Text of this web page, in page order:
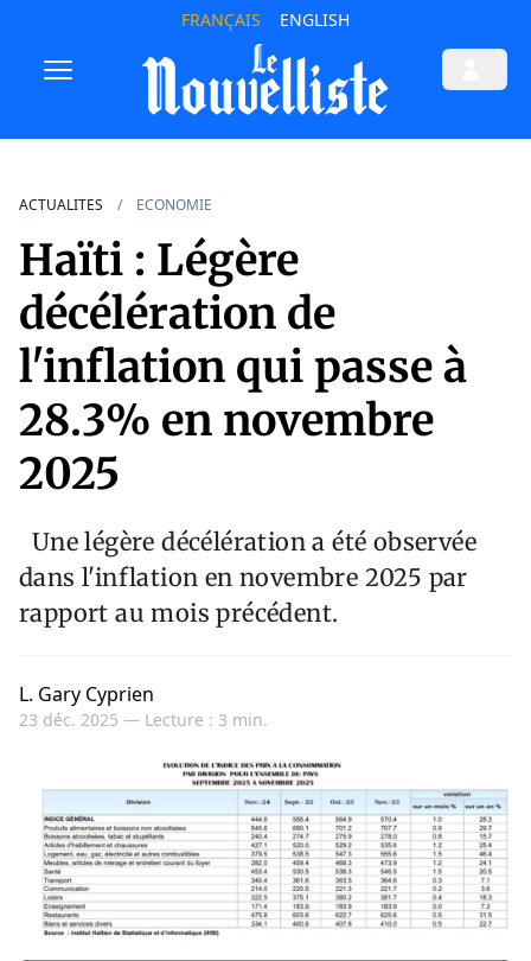
FRANÇAIS ENGLISH
ACTUALITES ECONOMIE
Haïti : Légère
décélération de
l'inflation qui passe à
28.3% en novembre
2025
Une légère décélération a été observée
dans l'inflation en novembre 2025 par
rapport au mois précédent.
L. Gary Cyprien
23 déc. 2025 — Lecture : 3 min.